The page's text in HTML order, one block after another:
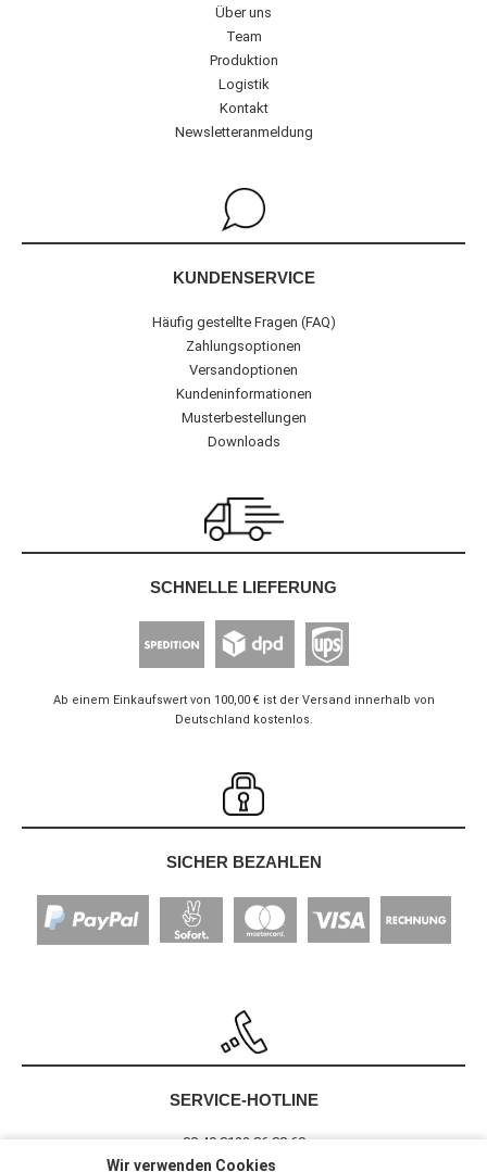
Über uns
Team
Produktion
Logistik
Kontakt
Newsletteranmeldung
KUNDENSERVICE
Häufig gestellte Fragen (FAQ)
Zahlungsoptionen
Versandoptionen
Kundeninformationen
Musterbestellungen
Downloads
SCHNELLE LIEFERUNG
Ab einem Einkaufswert von 100,00 € ist der Versand innerhalb von
Deutschland kostenlos.
SICHER BEZAHLEN
SERVICE-HOTLINE
00 49 8122 86 88 60
Wir verwenden Cookies